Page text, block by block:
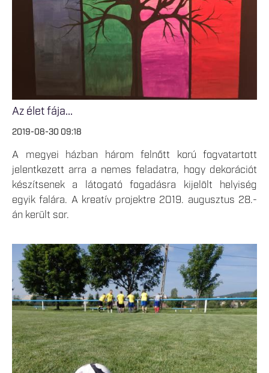
Az élet fája...
2019-08-30 09:18
A megyei házban három felnőtt korú fogvatartott
jelentkezett arra a nemes feladatra, hogy dekorációt
készítsenek a látogató fogadásra kijelölt helyiség
egyik falára. A kreatív projektre 2019. augusztus 28.-
án került sor.